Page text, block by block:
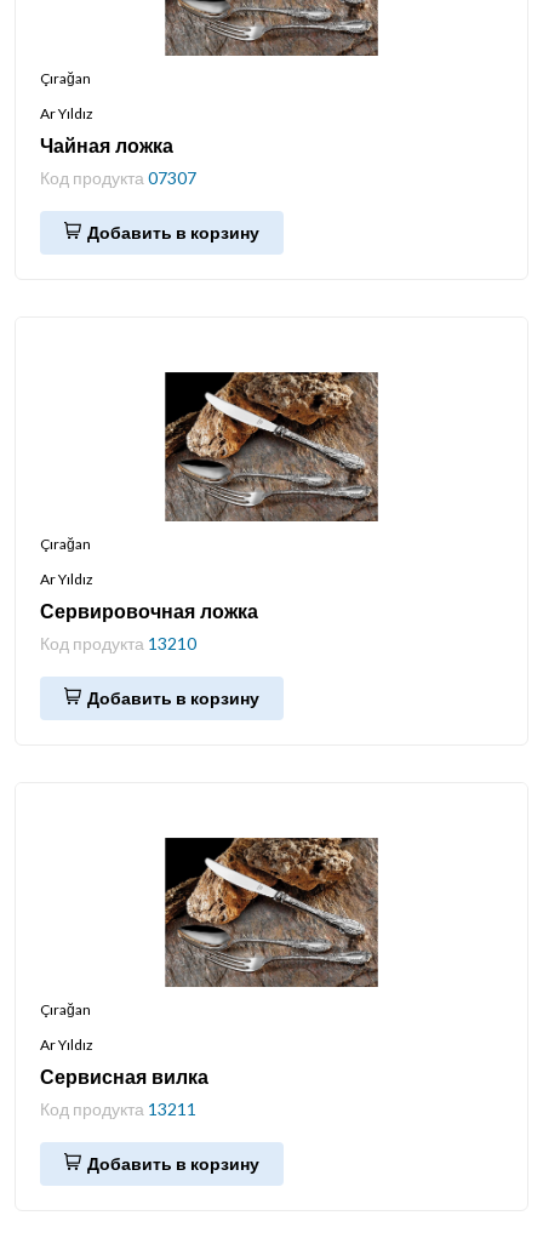
Çırağan
Ar Yıldız
Чайная ложка
Код продукта 07307
Добавить в корзину
Çırağan
Ar Yıldız
Сервировочная ложка
Код продукта 13210
Добавить в корзину
Çırağan
Ar Yıldız
Сервисная вилка
Код продукта 13211
Добавить в корзину